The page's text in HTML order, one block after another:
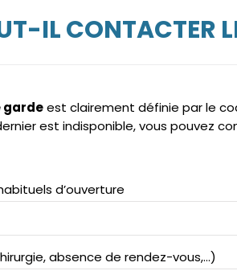
IL CONTACTER
gardeest clairement définie par le
est indisponible, vous pouvez
d’ouverture
absence de rendez-vous,...)